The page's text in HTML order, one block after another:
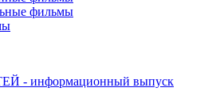
фильмы
- информационный выпуск